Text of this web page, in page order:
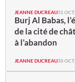
JEANNE DUCREAU31
Burj Al Babas,
de la cité de
à l’abandon
JEANNE DUCREAU30